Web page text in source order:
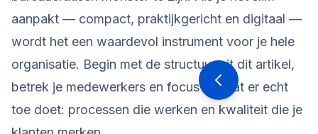
aanpakt — compact, praktijkgericht en digitaal —
wordt het een waardevol instrument voor je hele
organisatie. Begin met de structuur uit dit artikel,
betrek je medewerkers en focus op wat er echt
toe doet: processen die werken en kwaliteit die je